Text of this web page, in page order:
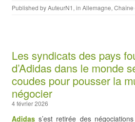
Published byAuteurN1 , in Allemagne, Chaîne
Les syndicats des pays
d’Adidas dans le monde
coudes pour pousser la
négocier
4 février 2026
Adidas s’est retirée des